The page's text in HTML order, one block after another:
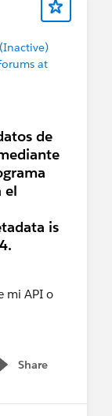
you be so
other users
at
de
el
is
mi API o
Share
menu